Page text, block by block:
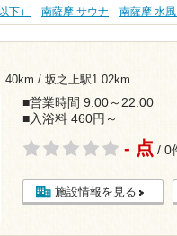
下） 南薩摩 サウナ 南薩摩 水
/ 坂之上駅1.02km
■営業時間 9:00～22:00
■入浴料 460円～
- 点 / 0
施設情報を見る